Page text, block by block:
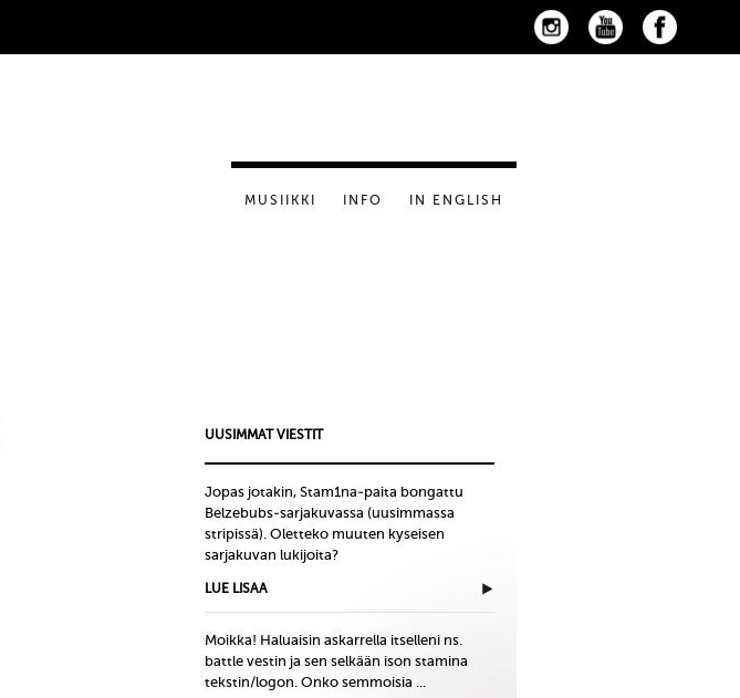
MUSIIKKI INFO IN ENGLISH
UUSIMMAT VIESTIT
Jopas jotakin, Stam1na-paita bongattu
Belzebubs-sarjakuvassa (uusimmassa
stripissä). Oletteko muuten kyseisen
sarjakuvan lukijoita?
LUE LISAA
Moikka! Haluaisin askarrella itselleni ns.
battle vestin ja sen selkään ison stamina
tekstin/logon. Onko semmoisia ...